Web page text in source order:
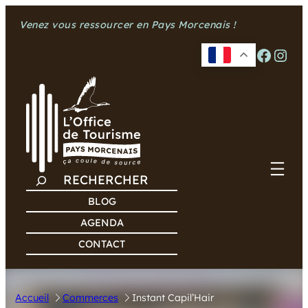
Venez vous ressourcer en Pays Morcenais !
Facebook Instagram
C
H
R
H
BLOG
AGENDA
CONTACT
Accueil Commerces Instant Capil’Hair